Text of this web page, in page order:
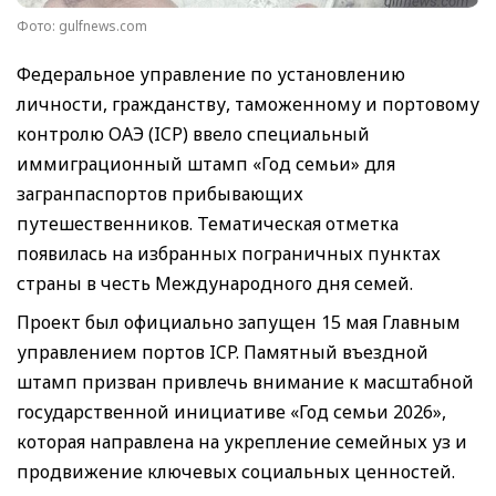
Фото: gulfnews.com
Федеральное управление по установлению
личности, гражданству, таможенному и портовому
контролю ОАЭ (ICP) ввело специальный
иммиграционный штамп «Год семьи» для
загранпаспортов прибывающих
путешественников. Тематическая отметка
появилась на избранных пограничных пунктах
страны в честь Международного дня семей.
Проект был официально запущен 15 мая Главным
управлением портов ICP. Памятный въездной
штамп призван привлечь внимание к масштабной
государственной инициативе «Год семьи 2026»,
которая направлена на укрепление семейных уз и
продвижение ключевых социальных ценностей.